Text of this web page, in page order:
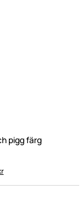
pigg färg